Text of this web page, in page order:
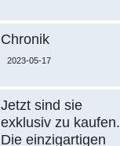
Chronik
2023-05-17
Jetzt sind sie
exklusiv zu kaufen.
Die einzigartigen